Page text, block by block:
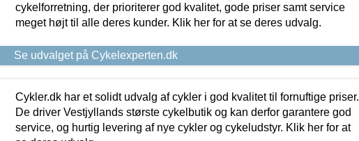
cykelforretning, der prioriterer god kvalitet, gode priser samt service
meget højt til alle deres kunder. Klik her for at se deres udvalg.
Se udvalget på Cykelexperten.dk
Cykler.dk har et solidt udvalg af cykler i god kvalitet til fornuftige priser.
De driver Vestjyllands største cykelbutik og kan derfor garantere god
service, og hurtig levering af nye cykler og cykeludstyr. Klik her for at